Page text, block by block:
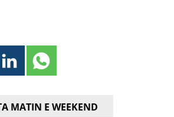
MATIN E WEEKEND